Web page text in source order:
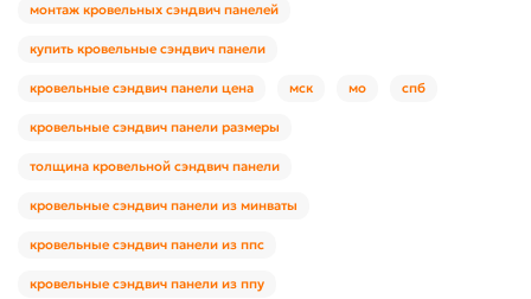
монтаж кровельных сэндвич панелей
купить кровельные сэндвич панели
кровельные сэндвич панели цена мск мо спб
кровельные сэндвич панели размеры
толщина кровельной сэндвич панели
кровельные сэндвич панели из минваты
кровельные сэндвич панели из ппс
кровельные сэндвич панели из ппу